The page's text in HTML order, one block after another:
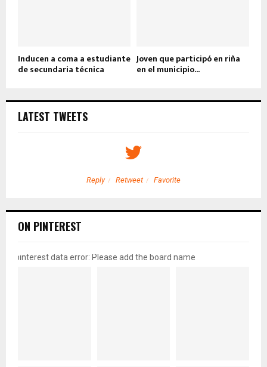
Inducen a coma a estudiante
de secundaria técnica
Joven que participó en riña
en el municipio...
LATEST TWEETS
Reply Retweet Favorite
ON PINTEREST
pinterest data error: Please add the board name